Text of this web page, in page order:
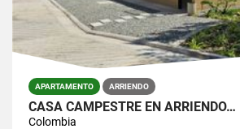
APARTAMENTO ARRIENDO
CASA CAMPESTRE EN ARRIENDO…
Colombia